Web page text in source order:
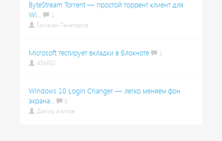
ByteStream Torrent — простой торрент клиент для
Wi...
1
Ермахан Танатаров
Microsoft тестирует вкладки в Блокноте
1
ATARIG
Windows 10 Login Changer — легко меняем фон
экрана...
6
Дамир Аюпов